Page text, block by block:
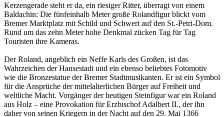
Kerzengerade steht er da, ein riesiger Ritter, überragt von einem
Baldachin: Die fünfeinhalb Meter große Rolandfigur blickt vom
Bremer Marktplatz mit Schild und Schwert auf den St.-Petri-Dom.
Rund um das zehn Meter hohe Denkmal zücken Tag für Tag
Touristen ihre Kameras.
Der Roland, angeblich ein Neffe Karls des Großen, ist das
Wahrzeichen der Hansestadt und ein ebenso beliebtes Fotomotiv
wie die Bronzestatue der Bremer Stadtmusikanten. Er ist ein Symbol
für die Ansprüche der mittelalterlichen Bürger auf Freiheit und
weltliche Macht. Vorgänger der heutigen Steinfigur war ein Roland
aus Holz – eine Provokation für Erzbischof Adalbert II., der ihn
daher von seinen Kriegern in der Nacht auf den 29. Mai 1366